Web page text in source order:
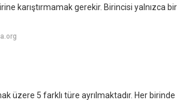
karıştırmamak gerekir. Birincisi yalnızca bir
üzere 5 farklı türe ayrılmaktadır. Her birinde